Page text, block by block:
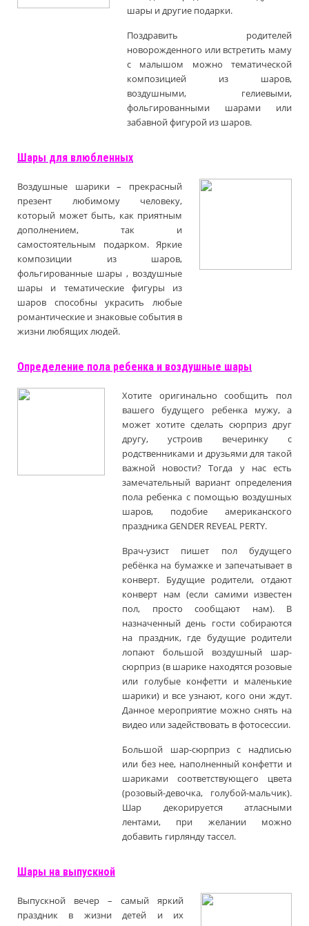
шары и другие подарки.
Поздравить родителей
новорожденного или встретить маму
с малышом можно тематической
композицией из шаров,
воздушными, гелиевыми,
фольгированными шарами или
забавной фигурой из шаров.
Шары для влюбленных
Воздушные шарики – прекрасный
презент любимому человеку,
который может быть, как приятным
дополнением, так и
самостоятельным подарком. Яркие
композиции из шаров,
фольгированные шары , воздушные
шары и тематические фигуры из
шаров способны украсить любые
романтические и знаковые события в
жизни любящих людей.
Определение пола ребенка и воздушные шары
Хотите оригинально сообщить пол
вашего будущего ребенка мужу, а
может хотите сделать сюрприз друг
другу, устроив вечеринку с
родственниками и друзьями для такой
важной новости? Тогда у нас есть
замечательный вариант определения
пола ребенка с помощью воздушных
шаров, подобие американского
праздника GENDER REVEAL PERTY.
Врач-узист пишет пол будущего
ребёнка на бумажке и запечатывает в
конверт. Будущие родители, отдают
конверт нам (если самими известен
пол, просто сообщают нам). В
назначенный день гости собираются
на праздник, где будущие родители
лопают большой воздушный шар-
сюрприз (в шарике находятся розовые
или голубые конфетти и маленькие
шарики) и все узнают, кого они ждут.
Данное мероприятие можно снять на
видео или задействовать в фотосессии.
Большой шар-сюрприз с надписью
или без нее, наполненный конфетти и
шариками соответствующего цвета
(розовый-девочка, голубой-мальчик).
Шар декорируется атласными
лентами, при желании можно
добавить гирлянду тассел.
Шары на выпускной
Выпускной вечер – самый яркий
праздник в жизни детей и их